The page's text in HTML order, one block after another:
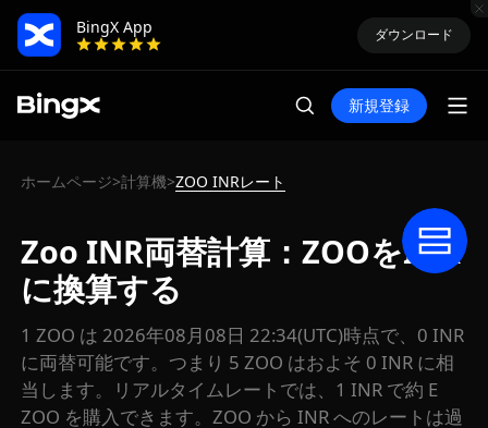
BingX App
ダウンロード
新規登録
ホームページ>計算機>ZOO INRレート
Zoo INR両替計算：ZOOをINR
に換算する
1 ZOO は 2026年08月08日 22:34(UTC)時点で、0 INR
に両替可能です。つまり 5 ZOO はおよそ 0 INR に相
当します。リアルタイムレートでは、1 INR で約 E
ZOO を購入できます。ZOO から INR へのレートは過